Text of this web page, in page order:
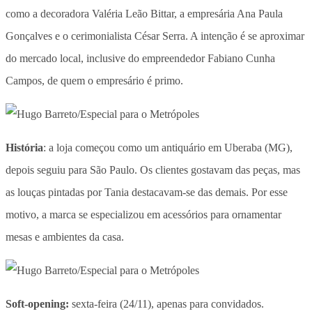
como a decoradora Valéria Leão Bittar, a empresária Ana Paula
Gonçalves e o cerimonialista César Serra. A intenção é se aproximar
do mercado local, inclusive do empreendedor Fabiano Cunha
Campos, de quem o empresário é primo.
História: a loja começou como um antiquário em Uberaba (MG),
depois seguiu para São Paulo. Os clientes gostavam das peças, mas
as louças pintadas por Tania destacavam-se das demais. Por esse
motivo, a marca se especializou em acessórios para ornamentar
mesas e ambientes da casa.
Soft-opening: sexta-feira (24/11), apenas para convidados.